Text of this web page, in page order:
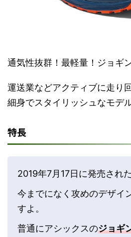
通気性抜群！最軽量！ジョギ
運送業などアクティブに走り
細身でスタイリッシュなモデ
特長
2019年7月17日に発売され
今までになく攻めのデザイ
すよ。
普通にアシックスのジョギ